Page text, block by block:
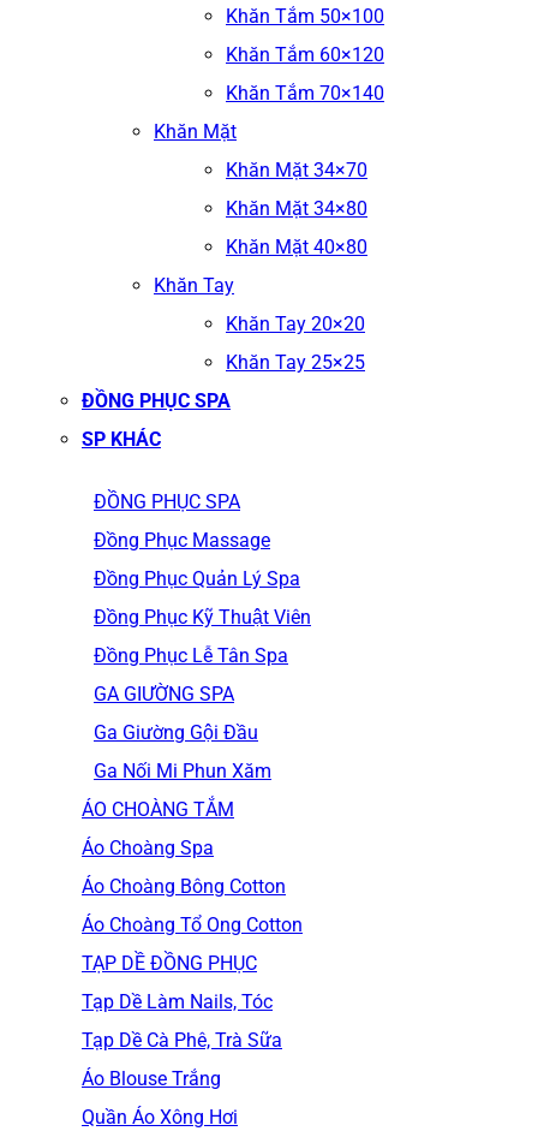
Khăn Tắm 50×100
Khăn Tắm 60×120
Khăn Tắm 70×140
Khăn Mặt
Khăn Mặt 34×70
Khăn Mặt 34×80
Khăn Mặt 40×80
Khăn Tay
Khăn Tay 20×20
Khăn Tay 25×25
ĐỒNG PHỤC SPA
SP KHÁC
ĐỒNG PHỤC SPA
Đồng Phục Massage
Đồng Phục Quản Lý Spa
Đồng Phục Kỹ Thuật Viên
Đồng Phục Lễ Tân Spa
GA GIƯỜNG SPA
Ga Giường Gội Đầu
Ga Nối Mi Phun Xăm
ÁO CHOÀNG TẮM
Áo Choàng Spa
Áo Choàng Bông Cotton
Áo Choàng Tổ Ong Cotton
TẠP DỀ ĐỒNG PHỤC
Tạp Dề Làm Nails, Tóc
Tạp Dề Cà Phê, Trà Sữa
Áo Blouse Trắng
Quần Áo Xông Hơi